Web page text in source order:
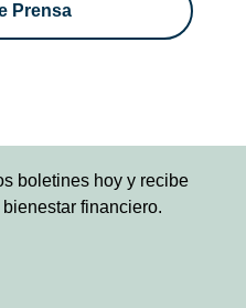
Prensa
boletines hoy y recibe
financiero.